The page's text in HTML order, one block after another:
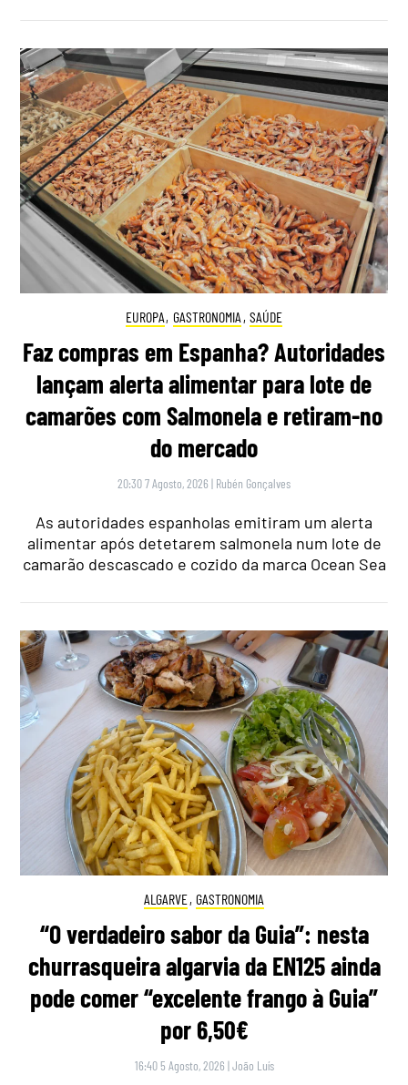
EUROPA, GASTRONOMIA , SAÚDE
Faz compras em Espanha? Autoridades
lançam alerta alimentar para lote de
camarões com Salmonela e retiram-no
do mercado
20:30 7 Agosto, 2026 | Rubén Gonçalves
As autoridades espanholas emitiram um alerta
alimentar após detetarem salmonela num lote de
camarão descascado e cozido da marca Ocean Sea
ALGARVE, GASTRONOMIA
“O verdadeiro sabor da Guia”: nesta
churrasqueira algarvia da EN125 ainda
pode comer “excelente frango à Guia”
por 6,50€
16:40 5 Agosto, 2026 |João Luís